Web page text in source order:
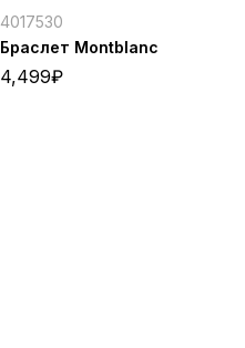
4017530
Браслет Montblanc
4,499₽